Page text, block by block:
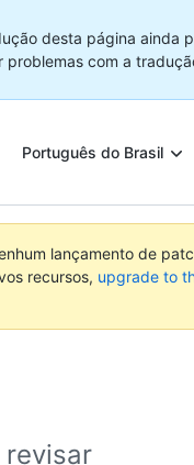
desta página ainda
problemas com a
Português do Brasil
lançamento de
recursos, upgrade to
revisar